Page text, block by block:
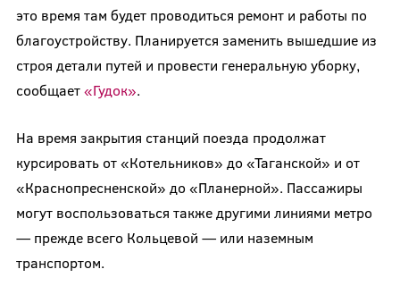
это время там будет проводиться ремонт и работы по
благоустройству. Планируется заменить вышедшие из
строя детали путей и провести генеральную уборку,
сообщает«Гудок».
На время закрытия станций поезда продолжат
курсировать от «Котельников» до «Таганской» и от
«Краснопресненской» до «Планерной». Пассажиры
могут воспользоваться также другими линиями метро
— прежде всего Кольцевой — или наземным
транспортом.